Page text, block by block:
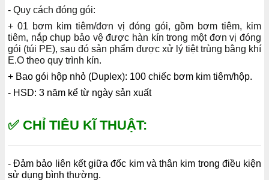
- Quy cách đóng gói:
+ 01 bơm kim tiêm/đơn vị đóng gói, gồm bơm tiêm, kim
tiêm, nắp chụp bảo vệ được hàn kín trong một đơn vị đóng
gói (túi PE), sau đó sản phẩm được xử lý tiệt trùng bằng khí
E.O theo quy trình kín.
+ Bao gói hộp nhỏ (Duplex): 100 chiếc bơm kim tiêm/hộp.
- HSD: 3 năm kể từ ngày sản xuất
✅ CHỈ TIÊU KĨ THUẬT:
- Đảm bảo liên kết giữa đốc kim và thân kim trong điều kiện
sử dụng bình thường.